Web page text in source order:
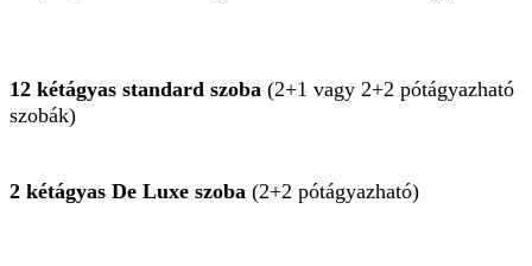
12 kétágyas standard szoba (2+1 vagy 2+2 pótágyazható
szobák)
2 kétágyas De Luxe szoba (2+2 pótágyazható)